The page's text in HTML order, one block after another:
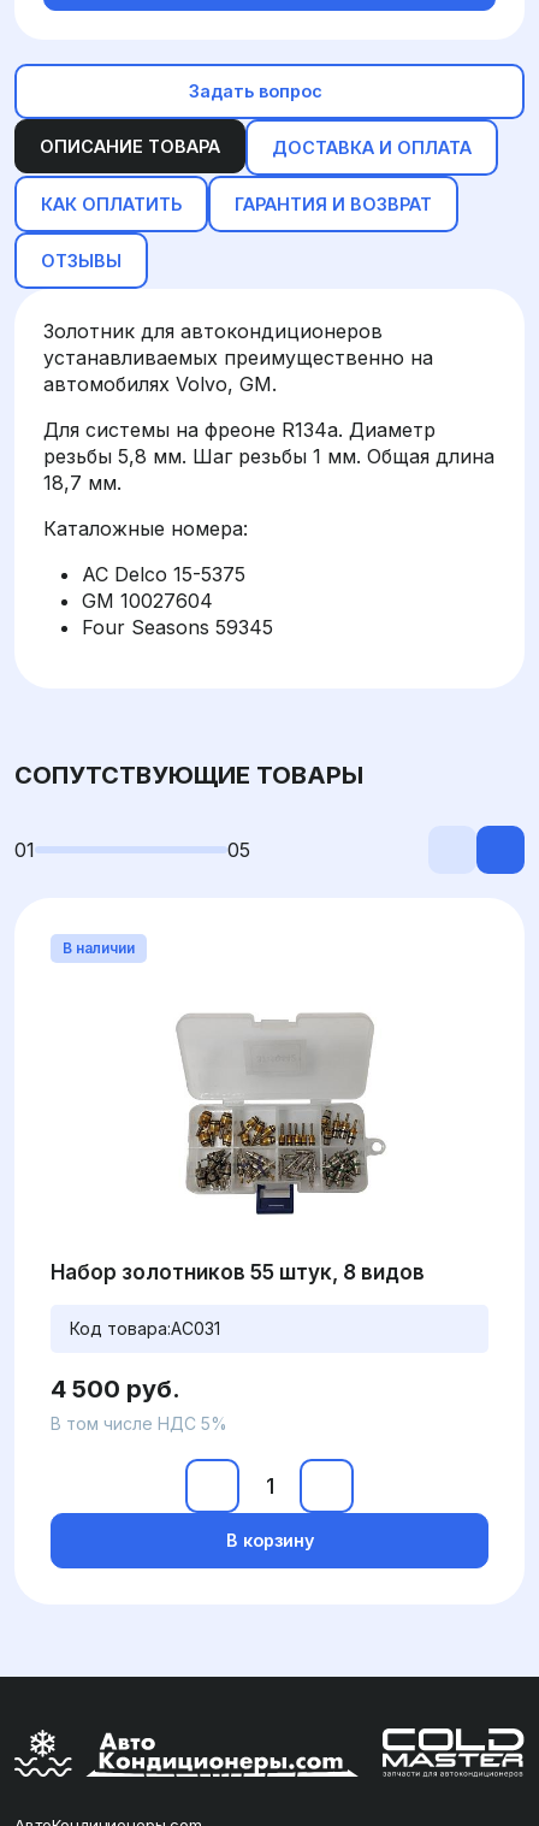
ОПИСАНИЕ ТОВАРА ДОСТАВКА И ОПЛАТА
КАК ОПЛАТИТЬ ГАРАНТИЯ И ВОЗВРАТ
ОТЗЫВЫ
Золотник для автокондиционеров
устанавливаемых преимущественно на
автомобилях Volvo, GM.
Для системы на фреоне R134a. Диаметр
резьбы 5,8 мм. Шаг резьбы 1 мм. Общая длина
18,7 мм.
Каталожные номера:
AC Delco 15-5375
GM 10027604
Four Seasons 59345
Задать вопрос
СОПУТСТВУЮЩИЕ ТОВАРЫ
01 05
В наличии
Набор золотников 55 штук, 8 видов
Код товара:AC031
4 500 руб.
В том числе НДС 5%
В корзину